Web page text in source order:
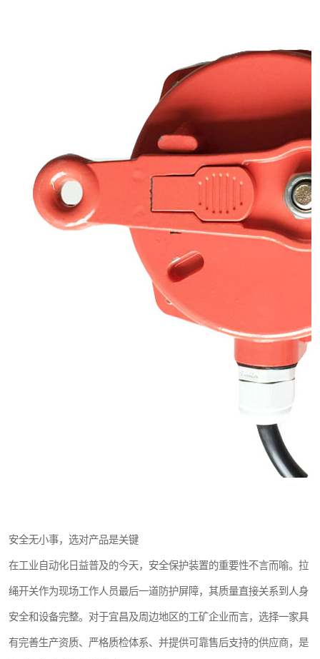
安全无小事，选对产品是关键
在工业自动化日益普及的今天，安全保护装置的重要性不言而喻。拉
绳开关作为现场工作人员最后一道防护屏障，其质量直接关系到人身
安全和设备完整。对于宜昌及周边地区的工矿企业而言，选择一家具
有完善生产资质、严格质检体系、并提供可靠售后支持的供应商，是